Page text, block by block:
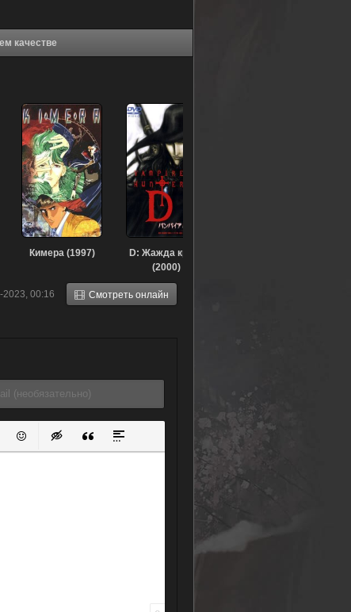
(2021) в хорошем качестве
2023, 00:16 Смотреть онлайн
Кимера (1997)
D: Жажда крови
(2000)
список
ссылкузащищенную ссылку
Вставить смайлик
Вставка скрытого текста
Вставка цитаты
Вставка спойлера